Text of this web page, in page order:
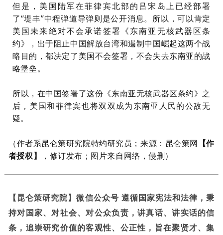
但是，美国陆军在菲律宾北部的吕宋岛上已经部署
了“堤丰”中程弹道导弹则是公开消息。所以，可以肯定
美国未来绝对不会承诺签署《东南亚无核武器区条
约》，出于阻止中国解放台湾和遏制中国崛起这两个战
略目的，都决定了美国不会签署，不会失去东南亚的战
略堡垒。
所以，在中国签署了这份《东南亚无核武器区条约》之
后，美国和菲律宾也将双双成为东南亚人民的公敌无
疑。
（作者系昆仑策研究院特约研究员 ；来源：昆仑策网 【作
者授权】
，修订发布；图片来自网络，侵删）
【昆仑策研究院】微信公众号 遵循国家宪法和法律，秉
持对国家、对社会、对公众负责，讲真话、讲实话的信
条，追崇研究价值的客观性、公正性，旨在聚贤才、集